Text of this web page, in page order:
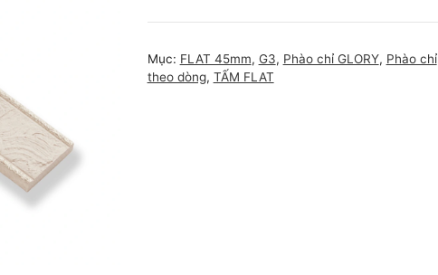
Mục: FLAT 45mm, G3, Phào chỉ GLORY, Phào chỉ
theo dòng, TẤM FLAT